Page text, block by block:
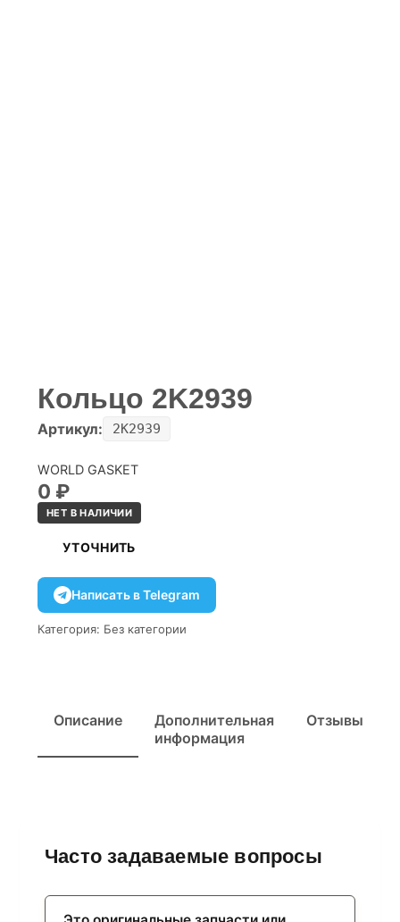
Кольцо 2K2939
Артикул: 2K2939
WORLD GASKET
0 ₽
НЕТ В НАЛИЧИИ
УТОЧНИТЬ
Написать в Telegram
Категория: Без категории
Описание
Дополнительная
информация
Отзывы
Часто задаваемые вопросы